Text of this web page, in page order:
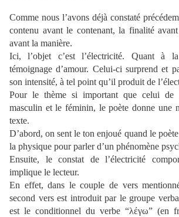
Comme nous l’avons déjà constaté
contenu avant le contenant, la finalité
avant la manière.
Ici, l’objet c’est l’électricité. Quant à
témoignage d’amour. Celui-ci surprend et
son intensité, à tel point qu’il produit de
Pour le thème si important que celui de
masculin et le féminin, le poète donne une
texte.
D’abord, on sent le ton enjoué quand le
la physique pour parler d’un phénomène
Ensuite, le constat de l’électricité
implique le lecteur.
En effet, dans le couple de vers
second vers est introduit par le groupe
est le conditionnel du verbe “λέγω” (en